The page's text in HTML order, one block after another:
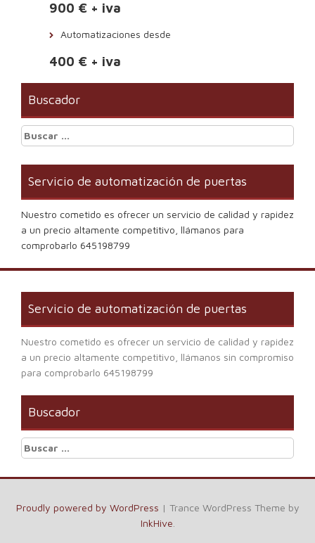
900 € + iva
Automatizaciones desde
400 € + iva
Buscador
Buscar:
Servicio de automatización de puertas
Nuestro cometido es ofrecer un servicio de calidad y rapidez
a un precio altamente competitivo, llámanos para
comprobarlo 645198799
Servicio de automatización de puertas
Nuestro cometido es ofrecer un servicio de calidad y rapidez
a un precio altamente competitivo, llámanos sin compromiso
para comprobarlo 645198799
Buscador
Buscar:
Proudly powered by WordPress | Trance WordPress Theme by
InkHive